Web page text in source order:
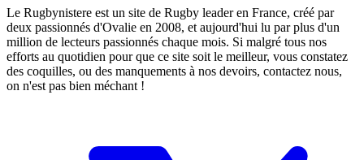
Le Rugbynistere est un site de Rugby leader en France, créé par
deux passionnés d'Ovalie en 2008, et aujourd'hui lu par plus d'un
million de lecteurs passionnés chaque mois. Si malgré tous nos
efforts au quotidien pour que ce site soit le meilleur, vous constatez
des coquilles, ou des manquements à nos devoirs, contactez nous,
on n'est pas bien méchant !